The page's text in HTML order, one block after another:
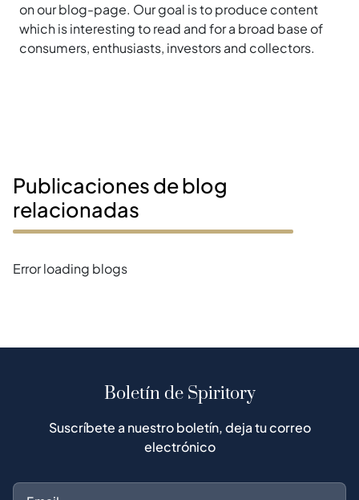
on our blog-page. Our goal is to produce content
which is interesting to read and for a broad base of
consumers, enthusiasts, investors and collectors.
Publicaciones de blog
relacionadas
Error loading blogs
Boletín de Spiritory
Suscríbete a nuestro boletín, deja tu correo
electrónico